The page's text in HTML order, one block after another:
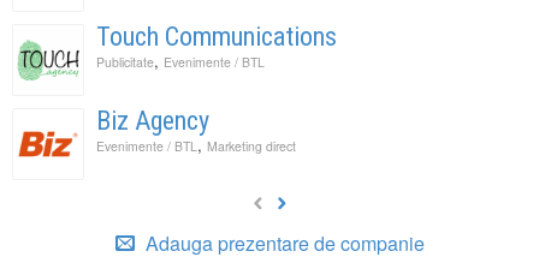
Touch Communications
Publicitate, Evenimente / BTL
Biz Agency
Evenimente / BTL , Marketing direct
Adauga prezentare de companie